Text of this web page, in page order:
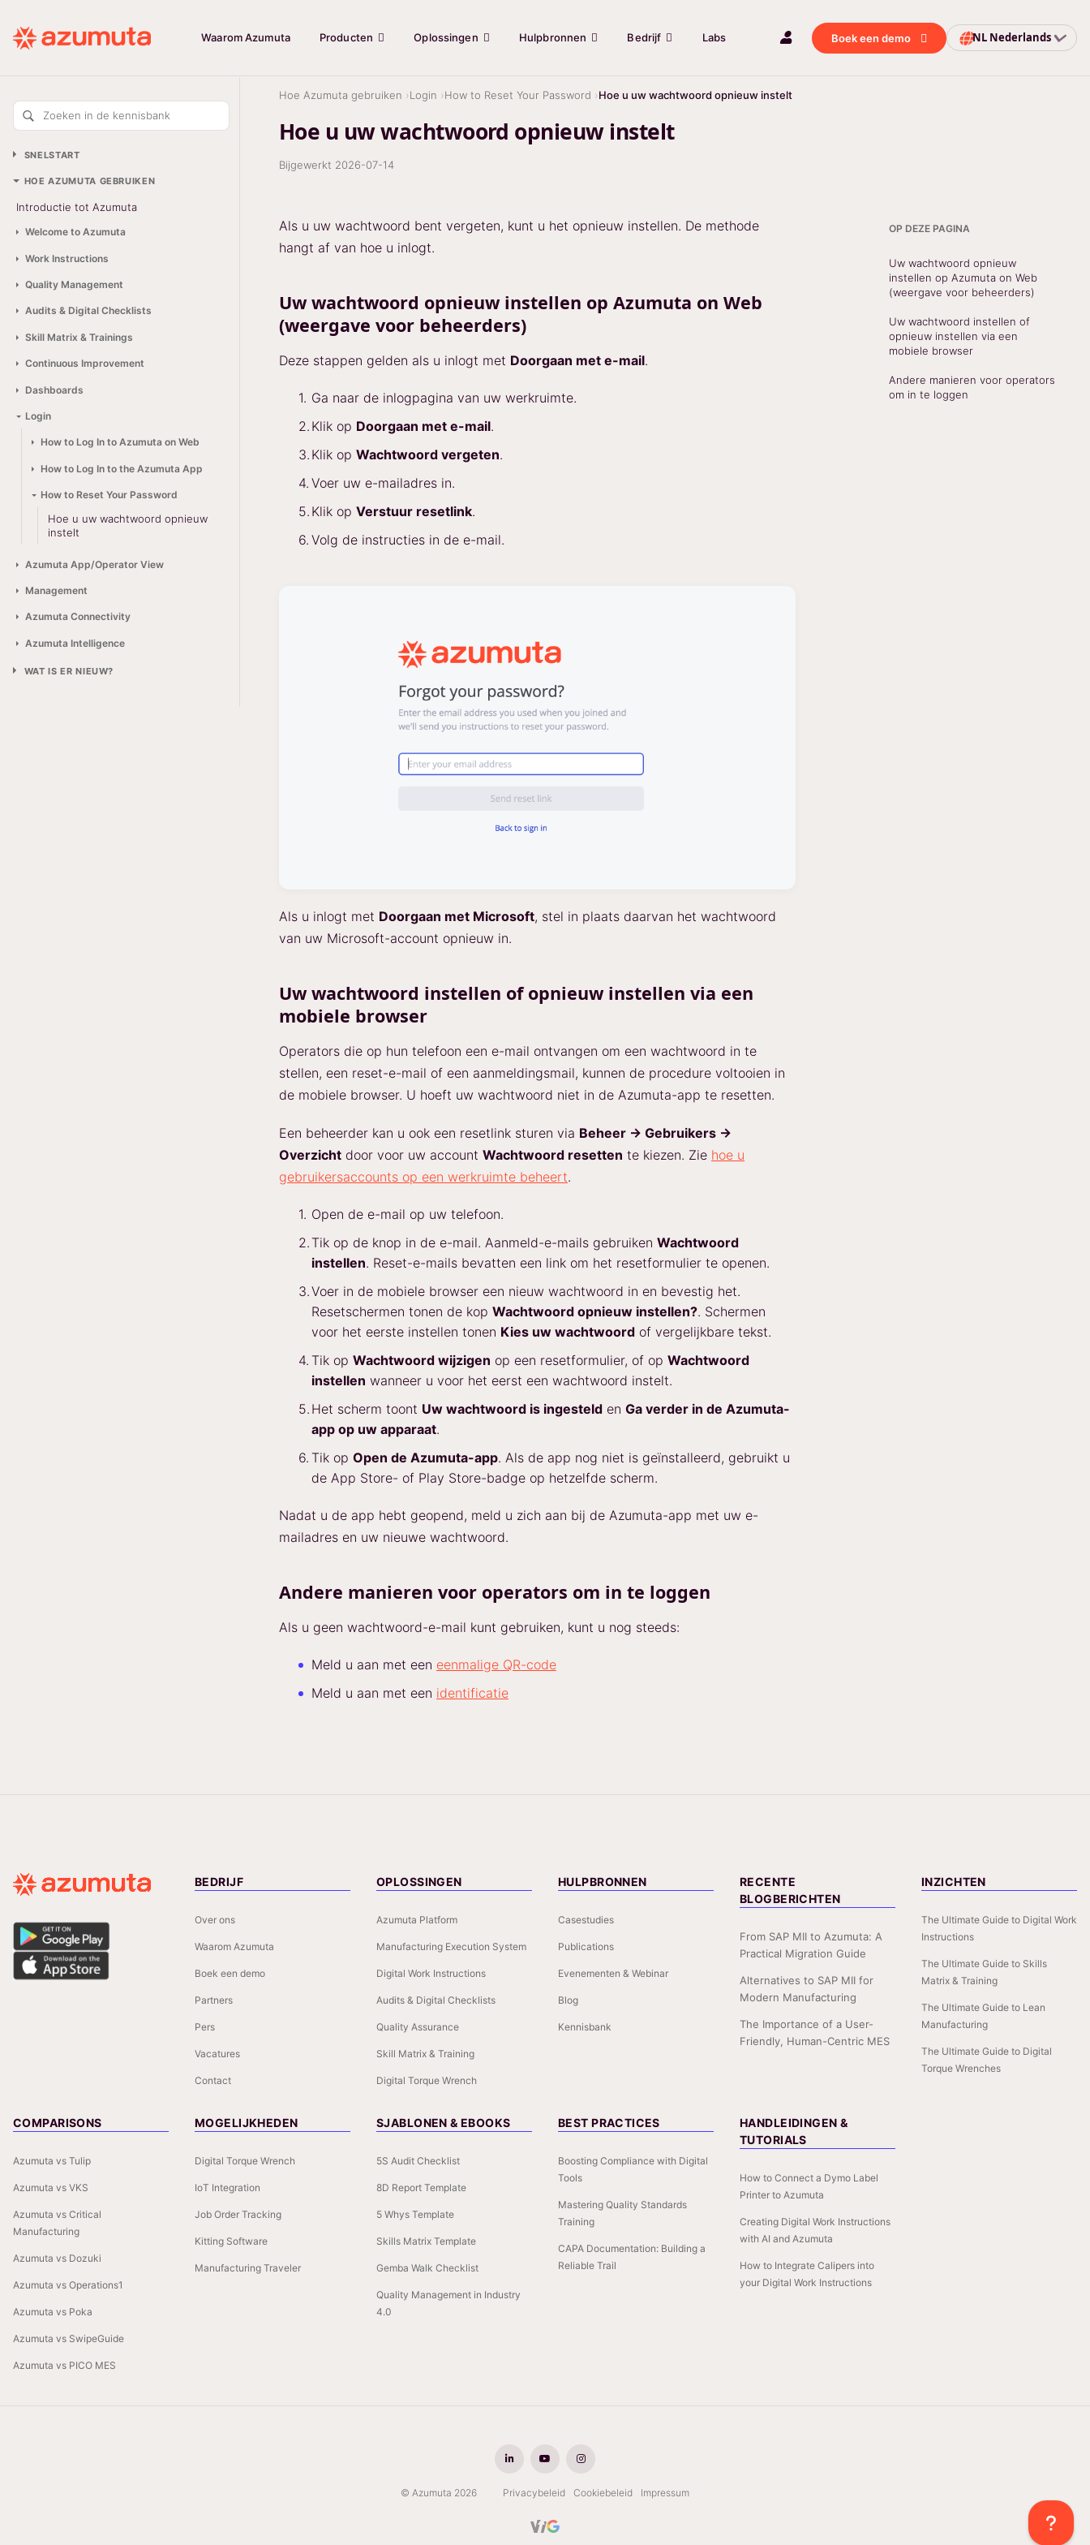
Waarom Azumuta Producten Oplossingen Hulpbronnen Bedrijf Labs Boek een demo NL Nederlands
Zoeken in de kennisbank
SNELSTART
HOE AZUMUTA GEBRUIKEN
Introductie tot Azumuta
Welcome to Azumuta
Work Instructions
Quality Management
Audits & Digital Checklists
Skill Matrix & Trainings
Continuous Improvement
Dashboards
Login
How to Log In to Azumuta on Web
How to Log In to the Azumuta App
How to Reset Your Password
Hoe u uw wachtwoord opnieuw
instelt
Azumuta App/Operator View
Management
Azumuta Connectivity
Azumuta Intelligence
WAT IS ER NIEUW?
Hoe Azumuta gebruiken Login How to Reset Your Password Hoe u uw wachtwoord opnieuw instelt
Hoe u uw wachtwoord opnieuw instelt
Bijgewerkt 2026-07-14
Als u uw wachtwoord bent vergeten, kunt u het opnieuw instellen. De methode
hangt af van hoe u inlogt.
Uw wachtwoord opnieuw instellen op Azumuta on Web
(weergave voor beheerders)
Deze stappen gelden als u inlogt met Doorgaan met e-mail.
Ga naar de inlogpagina van uw werkruimte.
Klik op Doorgaan met e-mail.
Klik op Wachtwoord vergeten.
Voer uw e-mailadres in.
Klik op Verstuur resetlink.
Volg de instructies in de e-mail.
Als u inlogt met Doorgaan met Microsoft, stel in plaats daarvan het wachtwoord
van uw Microsoft-account opnieuw in.
Uw wachtwoord instellen of opnieuw instellen via een
mobiele browser
Operators die op hun telefoon een e-mail ontvangen om een wachtwoord in te
stellen, een reset-e-mail of een aanmeldingsmail, kunnen de procedure voltooien in
de mobiele browser. U hoeft uw wachtwoord niet in de Azumuta-app te resetten.
Een beheerder kan u ook een resetlink sturen via Beheer → Gebruikers →
Overzicht door voor uw account Wachtwoord resetten te kiezen. Zie hoe u
gebruikersaccounts op een werkruimte beheert.
Open de e-mail op uw telefoon.
Tik op de knop in de e-mail. Aanmeld-e-mails gebruiken Wachtwoord
instellen. Reset-e-mails bevatten een link om het resetformulier te openen.
Voer in de mobiele browser een nieuw wachtwoord in en bevestig het.
Resetschermen tonen de kop Wachtwoord opnieuw instellen?. Schermen
voor het eerste instellen tonen Kies uw wachtwoord of vergelijkbare tekst.
Tik op Wachtwoord wijzigen op een resetformulier, of op Wachtwoord
instellen wanneer u voor het eerst een wachtwoord instelt.
Het scherm toont Uw wachtwoord is ingesteld en Ga verder in de Azumuta-
app op uw apparaat.
Tik op Open de Azumuta-app. Als de app nog niet is geïnstalleerd, gebruikt u
de App Store- of Play Store-badge op hetzelfde scherm.
Nadat u de app hebt geopend, meld u zich aan bij de Azumuta-app met uw e-
mailadres en uw nieuwe wachtwoord.
Andere manieren voor operators om in te loggen
Als u geen wachtwoord-e-mail kunt gebruiken, kunt u nog steeds:
Meld u aan met een eenmalige QR-code
Meld u aan met een identificatie
OP DEZE PAGINA
Uw wachtwoord opnieuw
instellen op Azumuta on Web
(weergave voor beheerders)
Uw wachtwoord instellen of
opnieuw instellen via een
mobiele browser
Andere manieren voor operators
om in te loggen
BEDRIJF
Over ons
Waarom Azumuta
Boek een demo
Partners
Pers
Vacatures
Contact
OPLOSSINGEN
Azumuta Platform
Manufacturing Execution System
Digital Work Instructions
Audits & Digital Checklists
Quality Assurance
Skill Matrix & Training
Digital Torque Wrench
HULPBRONNEN
Casestudies
Publications
Evenementen & Webinar
Blog
Kennisbank
RECENTE
BLOGBERICHTEN
From SAP MII to Azumuta: A
Practical Migration Guide
Alternatives to SAP MII for
Modern Manufacturing
The Importance of a User-
Friendly, Human-Centric MES
INZICHTEN
The Ultimate Guide to Digital Work
Instructions
The Ultimate Guide to Skills
Matrix & Training
The Ultimate Guide to Lean
Manufacturing
The Ultimate Guide to Digital
Torque Wrenches
COMPARISONS
Azumuta vs Tulip
Azumuta vs VKS
Azumuta vs Critical
Manufacturing
Azumuta vs Dozuki
Azumuta vs Operations1
Azumuta vs Poka
Azumuta vs SwipeGuide
Azumuta vs PICO MES
MOGELIJKHEDEN
Digital Torque Wrench
IoT Integration
Job Order Tracking
Kitting Software
Manufacturing Traveler
SJABLONEN & EBOOKS
5S Audit Checklist
8D Report Template
5 Whys Template
Skills Matrix Template
Gemba Walk Checklist
Quality Management in Industry
4.0
BEST PRACTICES
Boosting Compliance with Digital
Tools
Mastering Quality Standards
Training
CAPA Documentation: Building a
Reliable Trail
HANDLEIDINGEN &
TUTORIALS
How to Connect a Dymo Label
Printer to Azumuta
Creating Digital Work Instructions
with AI and Azumuta
How to Integrate Calipers into
your Digital Work Instructions
© Azumuta 2026 Privacybeleid Cookiebeleid Impressum